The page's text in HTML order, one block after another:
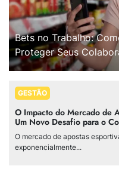
Bets no Trabalho:
Proteger Seus
GESTÃO
O Impacto do Mercado de
Um Novo Desafio para o
O mercado de apostas
exponencialmente...